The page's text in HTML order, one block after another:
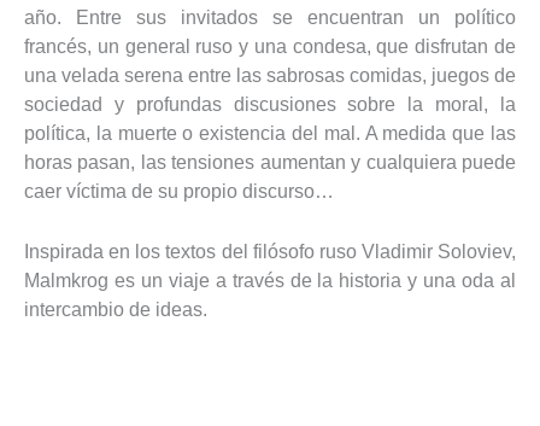
año. Entre sus invitados se encuentran un político
francés, un general ruso y una condesa, que disfrutan de
una velada serena entre las sabrosas comidas, juegos de
sociedad y profundas discusiones sobre la moral, la
política, la muerte o existencia del mal. A medida que las
horas pasan, las tensiones aumentan y cualquiera puede
caer víctima de su propio discurso…
Inspirada en los textos del filósofo ruso Vladimir Soloviev,
Malmkrog es un viaje a través de la historia y una oda al
intercambio de ideas.